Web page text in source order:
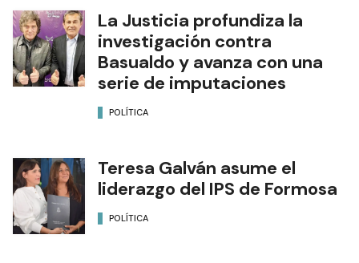
La Justicia profundiza la
investigación contra
Basualdo y avanza con una
serie de imputaciones
POLÍTICA
Teresa Galván asume el
liderazgo del IPS de Formosa
POLÍTICA